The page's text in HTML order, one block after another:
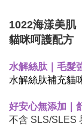
1022海漾美肌
貓咪呵護配方
水解絲肽 ｜毛髮
水解絲肽補充貓
好安心無添加｜
不含 SLS/SLES